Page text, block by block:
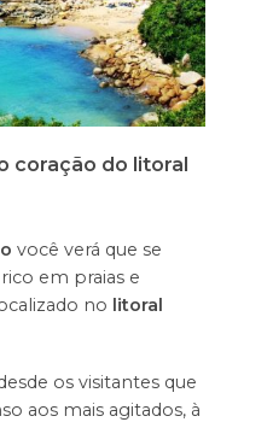
coração do litoral
você verá que se
em praias e
no litoral
os visitantes que
aos mais agitados, à